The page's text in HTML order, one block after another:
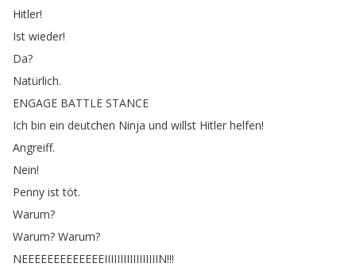
Hitler!
Ist wieder!
Da?
Natürlich.
ENGAGE BATTLE STANCE
Ich bin ein deutchen Ninja und willst Hitler helfen!
Angreiff.
Nein!
Penny ist töt.
Warum?
Warum? Warum?
NEEEEEEEEEEEEEIIIIIIIIIIIIIIIIIN!!!